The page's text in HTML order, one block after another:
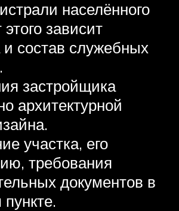
населённого
зависит
и состав служебных
застройщика
архитектурной
участка, его
требования
документов в